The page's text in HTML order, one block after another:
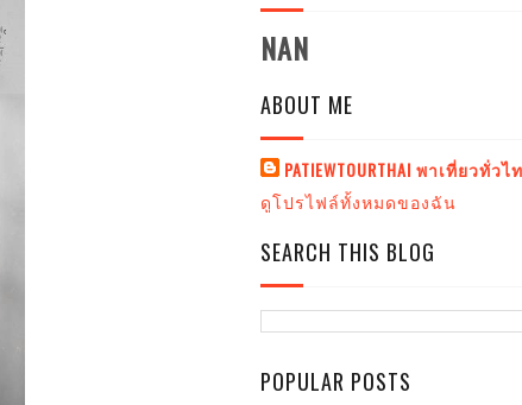
NAN
ABOUT ME
PATIEWTOURTHAI พาเที่ยวทั่วไ
ดูโปรไฟล์ทั้งหมดของฉัน
SEARCH THIS BLOG
POPULAR POSTS